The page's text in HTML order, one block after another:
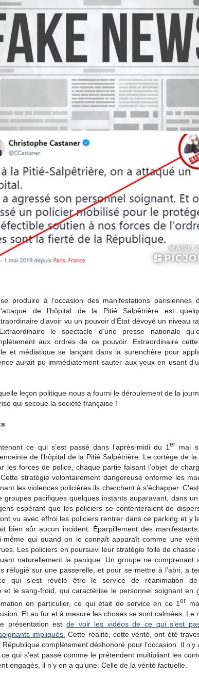
produire à l’occasion des manifestations parisiennes
de l’hôpital de la Pitié Salpêtrière est
d’avoir vu un pouvoir d’État dévoyé un niveau
le spectacle d’une presse nationale
aux ordres de ce pouvoir. Extraordinaire cette
et médiatique se lançant dans la surenchère pour
aurait pu immédiatement sauter aux yeux en usant
leçon politique nous a fourni le déroulement de la
qui secoue la société française !
ce qui s’est passé dans l’après-midi du 1er
mai
de l’hôpital de la Pitié Salpêtrière. Le cortège de
les forces de police, chaque partie faisant l’objet de
stratégie volontairement dangereuse enferme les
les violences policières ils cherchent à s’échapper.
groupes pacifiques quelques instants auparavant, dans
espérant que les policiers se contenteraient de
vu avec effroi les policiers rentrer dans ce parking et y
bien sûr aucun incident. Éparpillement des
même qui quand on le connaît apparaît comme une
Les policiers en poursuivi leur stratégie folle de chasse
naturellement la panique. Un groupe ne comprenant
réfugié sur une passerelle, et pour se mettre à l’abri, a
qui s’est révélé être le service de réanimation de
et le sang-froid, qui caractérise le personnel soignant en
en particulier, ce qui était de service en ce 1er
Et au fur et à mesure les choses se sont calmées. Le
présentation est de voir les vidéos de ce qui s’est
impliqués. Cette réalité, cette vérité, ont été
République complètement déshonoré pour l’occasion. Il n’y
qui s’est passé comme le prétendent multipliant les
engagés, il n’y en a qu’une. Celle de la vérité factuelle.